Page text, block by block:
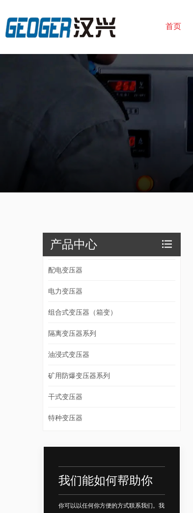
首页
产品中心
配电变压器
电力变压器
组合式变压器（箱变）
隔离变压器系列
油浸式变压器
矿用防爆变压器系列
干式变压器
特种变压器
我们能如何帮助你
你可以以任何你方便的方式联系我们。我